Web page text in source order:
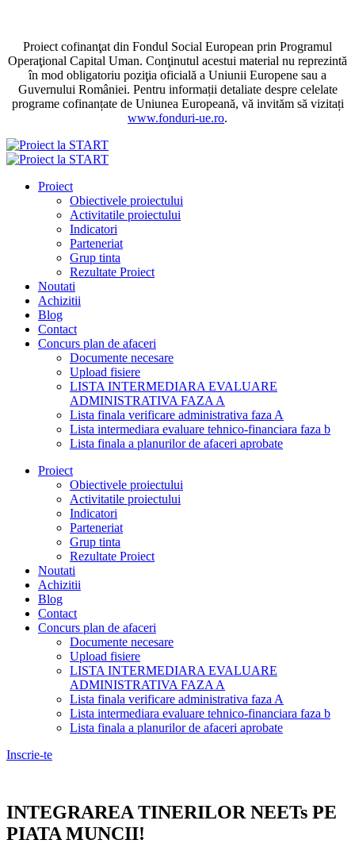
Proiect cofinanţat din Fondul Social European prin Programul
Operaţional Capital Uman. Conţinutul acestui material nu reprezintă
în mod obligatoriu poziţia oficială a Uniunii Europene sau a
Guvernului României. Pentru informații detaliate despre celelate
programe cofinanțate de Uniunea Europeană, vă invităm să vizitați
www.fonduri-ue.ro.
Proiect
Obiectivele proiectului
Activitatile proiectului
Indicatori
Parteneriat
Grup tinta
Rezultate Proiect
Noutati
Achizitii
Blog
Contact
Concurs plan de afaceri
Documente necesare
Upload fisiere
LISTA INTERMEDIARA EVALUARE
ADMINISTRATIVA FAZA A
Lista finala verificare administrativa faza A
Lista intermediara evaluare tehnico-financiara faza b
Lista finala a planurilor de afaceri aprobate
Proiect
Obiectivele proiectului
Activitatile proiectului
Indicatori
Parteneriat
Grup tinta
Rezultate Proiect
Noutati
Achizitii
Blog
Contact
Concurs plan de afaceri
Documente necesare
Upload fisiere
LISTA INTERMEDIARA EVALUARE
ADMINISTRATIVA FAZA A
Lista finala verificare administrativa faza A
Lista intermediara evaluare tehnico-financiara faza b
Lista finala a planurilor de afaceri aprobate
Inscrie-te
INTEGRAREA TINERILOR NEETs PE
PIATA MUNCII!